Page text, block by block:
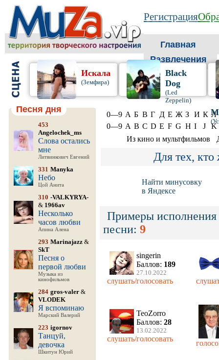
Регистрация
Главная
Развлечения
Искала
(Земфира)
Black
Dog
(Led
Zeppelin)
Песня дня
453
Angelochek_ms
Слова остались
мне
Литвинкович Евгений
331 Manyka
Небо
Цой Анита
310 -VALKYRYA-
& 1966av
Несколько
часов любви
Апина Алена
293 Marinajazz &
SkT
Песня о
первой любви
Музыка из
кинофильмов
284 gros-valer &
VLODEK
Я вспоминаю
Марский Валерий
223 igornov
Танцуй,
девочка
Шкитун Юрий
0—9 А Б В Г Д Е Ж З И К Л
0—9 A B C D E F G H I J
K
Из кино и мультфильмов
Для тех, кто
Найти минусовку
в Яндексе
Примеры исполнения
песни: 9
singerin
Баллов: 189
27.10.2022
слушать/голосовать
TeoZorro
Баллов: 28
13.02.2022
слушать/голосовать